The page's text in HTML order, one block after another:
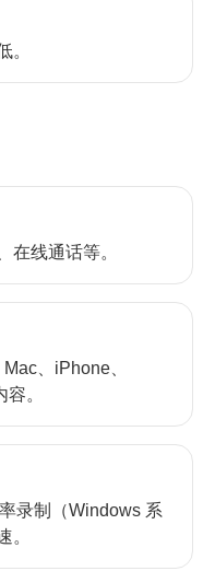
。
在线通话等。
、iPhone、
。
录制（Windows 系
。